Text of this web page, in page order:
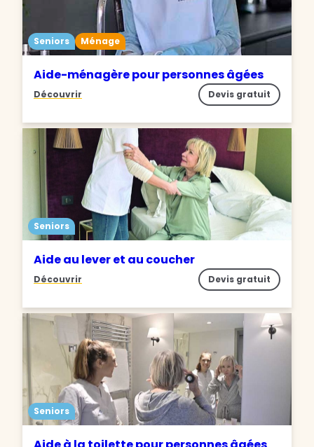
Seniors Ménage
Aide-ménagère pour personnes âgées
Découvrir Devis gratuit
Seniors
Aide au lever et au coucher
Découvrir Devis gratuit
Seniors